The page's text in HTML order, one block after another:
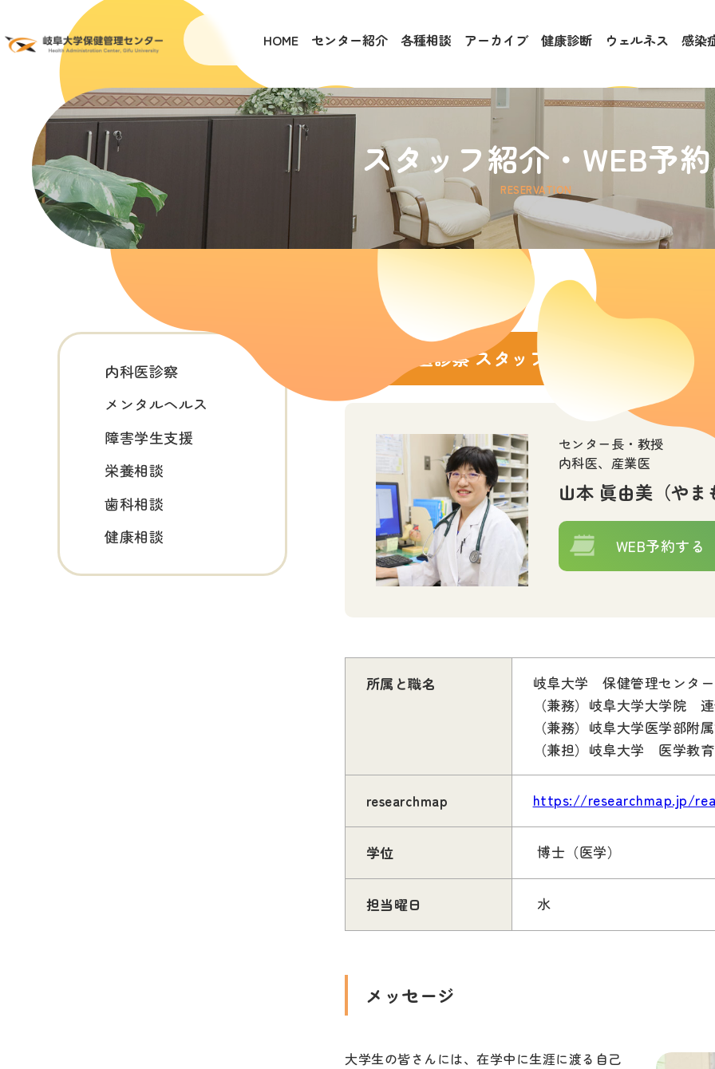
HOME センター紹介 各種相談 アーカイブ 健康診断 ウェルネス 感染
スタッフ紹介・WEB予約
RESERVATION
内科医診察
メンタルヘルス
障害学生支援
栄養相談
歯科相談
健康相談
内科医診察スタッフ紹介
センター長・教授
内科医、産業医
山本 眞由美（や
WEB予約する
所属と職名
岐阜大学 保健管理センタ
（兼務）岐阜大学大学院
（兼務）岐阜大学医学部
（兼担）岐阜大学 医学教
researchmap https://researchmap.jp/
学位 博士（医学）
担当曜日 水
メッセージ
大学生の皆さんには、在学中に生涯に渡る自己